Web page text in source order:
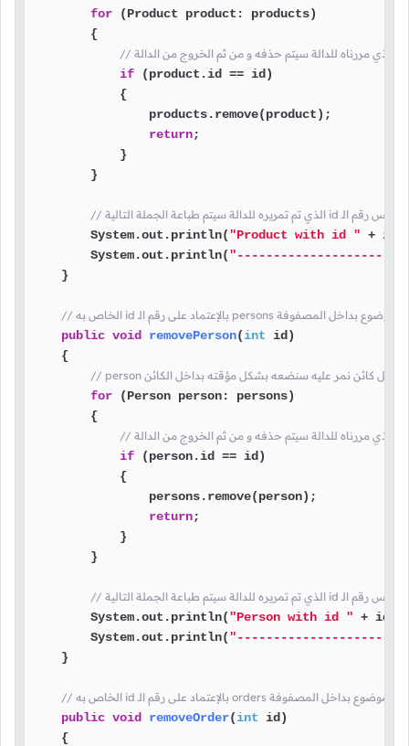
for (Product product: products)
        {
if (product.id == id)
            {
                products.remove(product);
return;
            }
        }
        System.out.println(
"Product with id " + id
        System.out.println(
"----------------------"
    }
public void removePerson(int id)
    {
for (Person person: persons)
        {
if (person.id == id)
            {
                persons.remove(person);
return;
            }
        }
        System.out.println(
"Person with id " + id
        System.out.println(
"----------------------"
    }
public void removeOrder(int id)
    {